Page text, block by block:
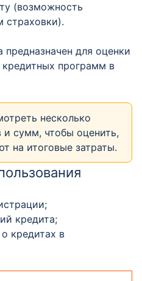
(возможность
страховки).
для оценки
программ в
несколько
и сумм, чтобы оценить,
на итоговые затраты.
кредита;
кредитах в